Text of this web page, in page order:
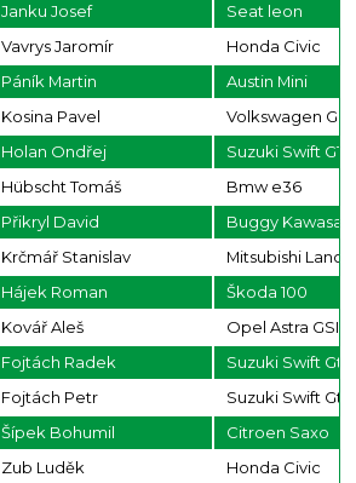
Janku Josef
Seat leon
Vavrys Jaromír
Honda Civic
Páník Martin
Austin Mini
Kosina Pavel
Volkswagen
Holan Ondřej
Suzuki Swift GTi
Hübscht Tomáš
Bmw e36
Přikryl David
Buggy
Krčmář Stanislav
Mitsubishi
Hájek Roman
Škoda 100
Kovář Aleš
Opel Astra GSI
Fojtách Radek
Suzuki Swift Gti
Fojtách Petr
Suzuki Swift Gti
Šípek Bohumil
Citroen Saxo
Zub Luděk
Honda Civic